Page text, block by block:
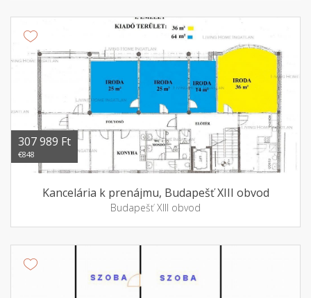
307 989 Ft
€848
Kancelária k prenájmu, Budapešť XIII obvod
Budapešť XIII obvod